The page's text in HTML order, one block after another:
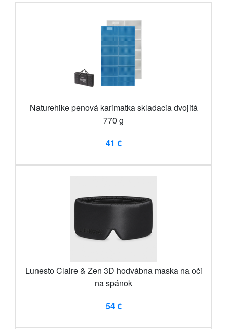
Naturehike penová karimatka skladacia dvojitá
770 g
41 €
Lunesto Claire & Zen 3D hodvábna maska ​​na oči
na spánok
54 €